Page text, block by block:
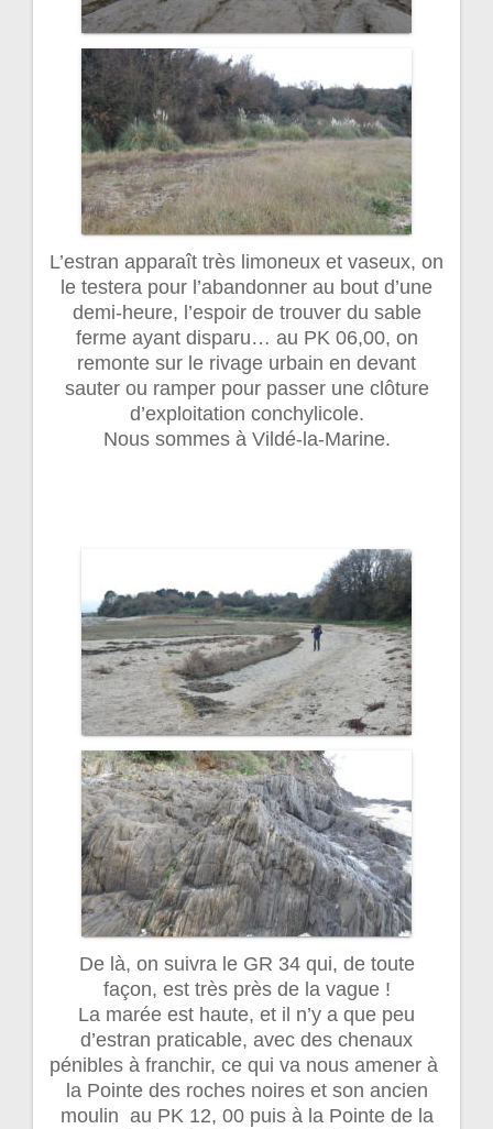
L’estran apparaît très limoneux et vaseux, on
le testera pour l’abandonner au bout d’une
demi-heure, l’espoir de trouver du sable
ferme ayant disparu… au PK 06,00, on
remonte sur le rivage urbain en devant
sauter ou ramper pour passer une clôture
d’exploitation conchylicole.
Nous sommes à Vildé-la-Marine.
De là, on suivra le GR 34 qui, de toute
façon, est très près de la vague !
La marée est haute, et il n’y a que peu
d’estran praticable, avec des chenaux
pénibles à franchir, ce qui va nous amener à
la Pointe des roches noires et son ancien
moulin au PK 12, 00 puis à la Pointe de la